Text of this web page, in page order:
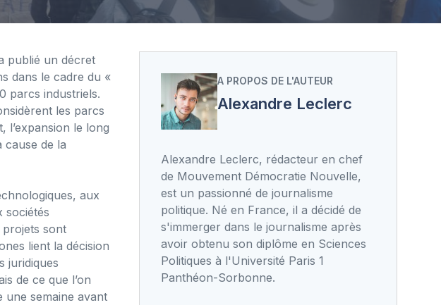
publié un décret
dans le cadre du «
parcs industriels.
les parcs
l’expansion le long
cause de la
aux
sociétés
projets sont
lient la décision
juridiques
de ce que l’on
une semaine avant
A PROPOS DE L'AUTEUR
Alexandre Leclerc
Alexandre Leclerc, rédacteur en chef
de Mouvement Démocratie Nouvelle,
est un passionné de journalisme
politique. Né en France, il a décidé de
s'immerger dans le journalisme après
avoir obtenu son diplôme en Sciences
Politiques à l'Université Paris 1
Panthéon-Sorbonne.